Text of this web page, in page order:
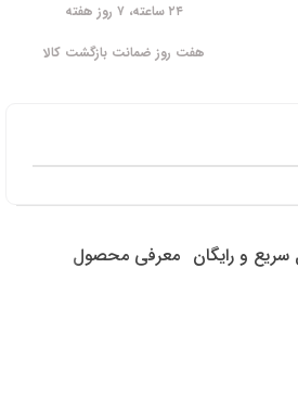
۲۴ ساعته، ۷ روز هفته
هفت روز ضمانت بازگشت کالا
سریع و رایگان معرفی محصول